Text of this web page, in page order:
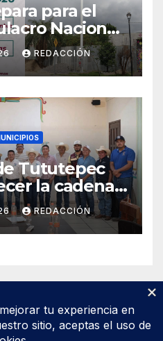
para el
Nacional
el 19 de
REDACCIÓN
Tututepec
la cadena
REDACCIÓN